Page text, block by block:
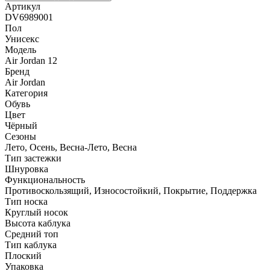
Артикул
DV6989001
Пол
Унисекс
Модель
Air Jordan 12
Бренд
Air Jordan
Категория
Обувь
Цвет
Чёрный
Сезоны
Лето, Осень, Весна-Лето, Весна
Тип застежки
Шнуровка
Функциональность
Противоскользящий, Износостойкий, Покрытие, Поддержка
Тип носка
Круглый носок
Высота каблука
Средний топ
Тип каблука
Плоский
Упаковка